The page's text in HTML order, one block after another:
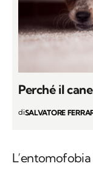
Perché il
diSALVATORE